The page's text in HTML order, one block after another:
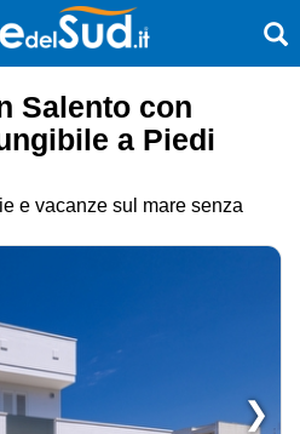
Salento con
a Piedi
e vacanze sul mare senza
❯